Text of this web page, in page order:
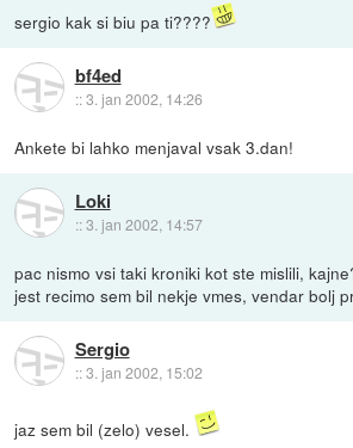
sergio kak si biu pa ti????
bf4ed
::3. jan 2002, 14:26
Ankete bi lahko menjaval vsak 3.dan!
Loki
::3. jan 2002, 14:57
pac nismo vsi taki kroniki kot ste mislili,
jest recimo sem bil nekje vmes, vendar bolj
Sergio
::3. jan 2002, 15:02
jaz sem bil (zelo) vesel.